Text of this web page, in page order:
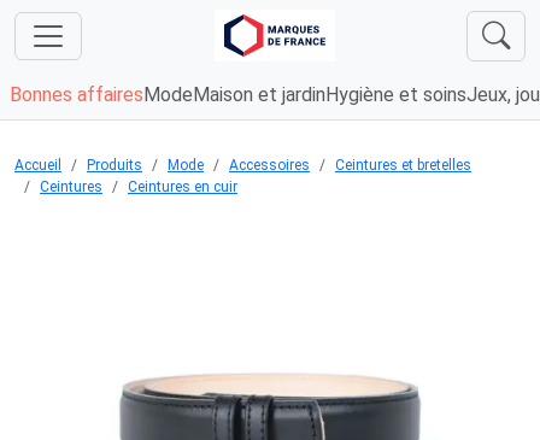
Bonnes affaires Mode Maison et jardin Hygiène et soinsJeux,
Accueil Produits Mode Accessoires
Ceintures et bretelles
Ceintures
Ceintures en cuir